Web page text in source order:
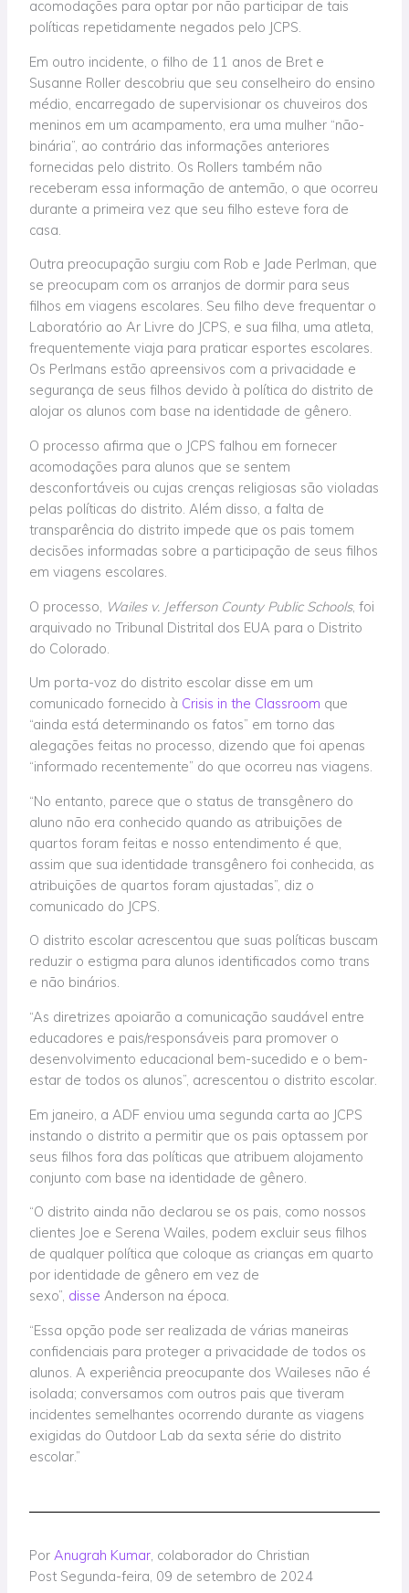
acomodações para optar por não participar de tais
políticas repetidamente negados pelo JCPS.
Em outro incidente, o filho de 11 anos de Bret e
Susanne Roller descobriu que seu conselheiro do ensino
médio, encarregado de supervisionar os chuveiros dos
meninos em um acampamento, era uma mulher “não-
binária”, ao contrário das informações anteriores
fornecidas pelo distrito. Os Rollers também não
receberam essa informação de antemão, o que ocorreu
durante a primeira vez que seu filho esteve fora de
casa.
Outra preocupação surgiu com Rob e Jade Perlman, que
se preocupam com os arranjos de dormir para seus
filhos em viagens escolares. Seu filho deve frequentar o
Laboratório ao Ar Livre do JCPS, e sua filha, uma atleta,
frequentemente viaja para praticar esportes escolares.
Os Perlmans estão apreensivos com a privacidade e
segurança de seus filhos devido à política do distrito de
alojar os alunos com base na identidade de gênero.
O processo afirma que o JCPS falhou em fornecer
acomodações para alunos que se sentem
desconfortáveis ou cujas crenças religiosas são violadas
pelas políticas do distrito. Além disso, a falta de
transparência do distrito impede que os pais tomem
decisões informadas sobre a participação de seus filhos
em viagens escolares.
O processo, Wailes v. Jefferson County Public Schools, foi
arquivado no Tribunal Distrital dos EUA para o Distrito
do Colorado.
Um porta-voz do distrito escolar disse em um
comunicado fornecido à Crisis in the Classroom que
“ainda está determinando os fatos” em torno das
alegações feitas no processo, dizendo que foi apenas
“informado recentemente” do que ocorreu nas viagens.
“No entanto, parece que o status de transgênero do
aluno não era conhecido quando as atribuições de
quartos foram feitas e nosso entendimento é que,
assim que sua identidade transgênero foi conhecida, as
atribuições de quartos foram ajustadas”, diz o
comunicado do JCPS.
O distrito escolar acrescentou que suas políticas buscam
reduzir o estigma para alunos identificados como trans
e não binários.
“As diretrizes apoiarão a comunicação saudável entre
educadores e pais/responsáveis para promover o
desenvolvimento educacional bem-sucedido e o bem-
estar de todos os alunos”, acrescentou o distrito escolar.
Em janeiro, a ADF enviou uma segunda carta ao JCPS
instando o distrito a permitir que os pais optassem por
seus filhos fora das políticas que atribuem alojamento
conjunto com base na identidade de gênero.
“O distrito ainda não declarou se os pais, como nossos
clientes Joe e Serena Wailes, podem excluir seus filhos
de qualquer política que coloque as crianças em quarto
por identidade de gênero em vez de
sexo”, disse Anderson na época.
“Essa opção pode ser realizada de várias maneiras
confidenciais para proteger a privacidade de todos os
alunos. A experiência preocupante dos Waileses não é
isolada; conversamos com outros pais que tiveram
incidentes semelhantes ocorrendo durante as viagens
exigidas do Outdoor Lab da sexta série do distrito
escolar.”
PorAnugrah Kumar, colaborador do Christian
Post Segunda-feira, 09 de setembro de 2024